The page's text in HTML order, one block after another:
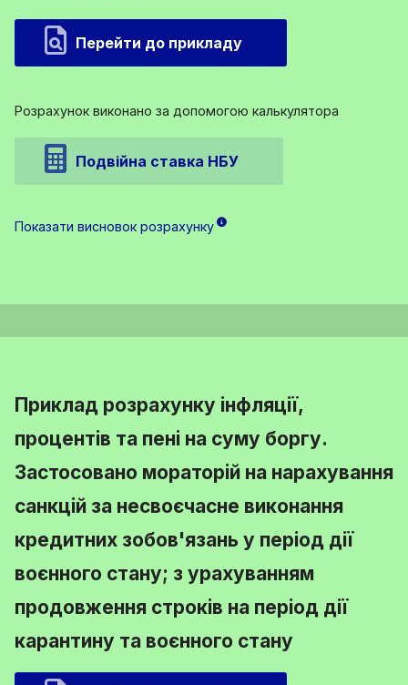
Перейти до прикладу
Розрахунок виконано за допомогою калькулятора
Подвійна ставка НБУ
Показати висновок розрахунку
Приклад розрахунку інфляції,
процентів та пені на суму боргу.
Застосовано мораторій на нарахування
санкцій за несвоєчасне виконання
кредитних зобов'язань у період дії
воєнного стану; з урахуванням
продовження строків на період дії
карантину та воєнного стану